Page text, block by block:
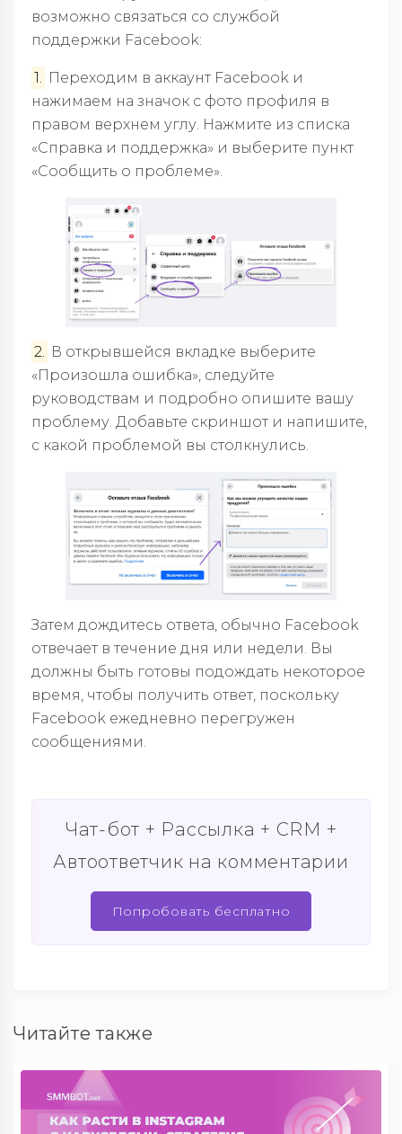
возможно связаться со службой
поддержки Facebook:
1. Переходим в аккаунт Facebook и
нажимаем на значок с фото профиля в
правом верхнем углу. Нажмите из списка
«Справка и поддержка» и выберите пункт
«Сообщить о проблеме».
2. В открывшейся вкладке выберите
«Произошла ошибка», следуйте
руководствам и подробно опишите вашу
проблему. Добавьте скриншот и напишите,
с какой проблемой вы столкнулись.
Затем дождитесь ответа, обычно Facebook
отвечает в течение дня или недели. Вы
должны быть готовы подождать некоторое
время, чтобы получить ответ, поскольку
Facebook ежедневно перегружен
сообщениями.
Чат-бот + Рассылка + CRM +
Автоответчик на комментарии
Попробовать бесплатно
Читайте также